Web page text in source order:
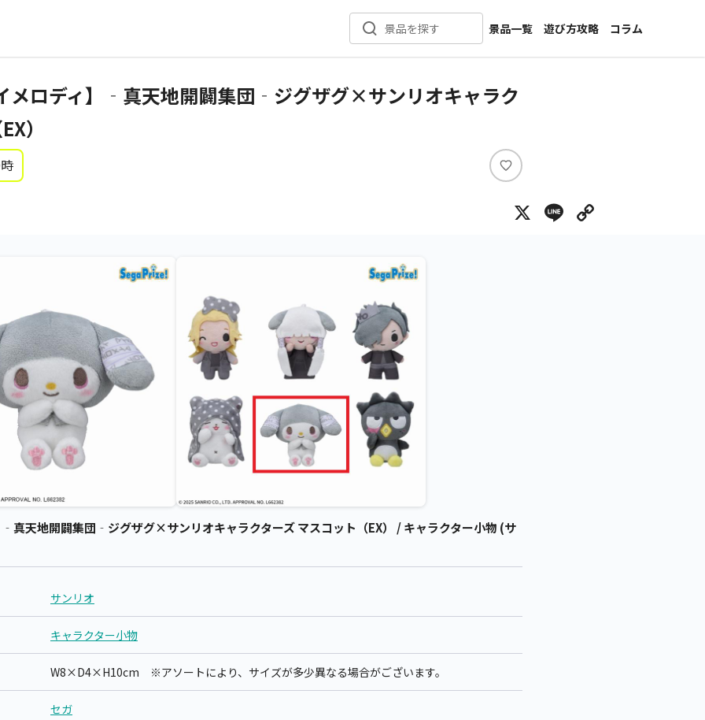
景品を探す
景品一覧
新着景品
カテゴリ一覧
遊び方攻略
コラム
インタビュー
メロディ】‐真天地開闢集団‐ジグザグ×サンリオキャラク
）
い
ね
X Line
真天地開闢集団‐ジグザグ×サンリオキャラクターズ マスコット（EX） / キャラクター小物 (サ
サンリオ
キャラクター小物
W8×D4×H10cm ※アソートにより、サイズが多少異なる場合がございます。
セガ